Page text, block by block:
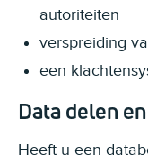
autoriteiten
verspreiding
een
Data delen
Heeft u een